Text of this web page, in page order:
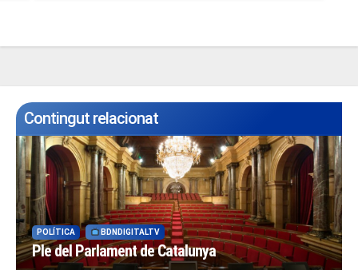
Contingut relacionat
POLÍTICA BDNDIGITALTV
Ple del Parlament de Catalunya